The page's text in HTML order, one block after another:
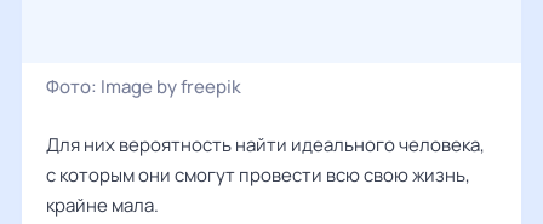
Фото: Image by freepik
Для них вероятность найти идеального человека,
с которым они смогут провести всю свою жизнь,
крайне мала.